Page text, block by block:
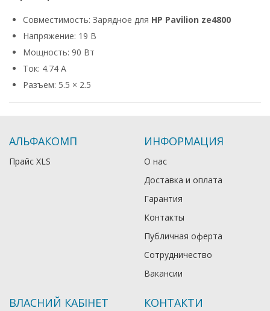
Совместимость: Зарядное для HP Pavilion ze4800
Напряжение: 19 В
Мощность: 90 Вт
Ток: 4.74 А
Разъем: 5.5 × 2.5
АЛЬФАКОМП
Прайс XLS
ИНФОРМАЦИЯ
О нас
Доставка и оплата
Гарантия
Контакты
Публичная оферта
Сотрудничество
Вакансии
ВЛАСНИЙ КАБІНЕТ КОНТАКТИ